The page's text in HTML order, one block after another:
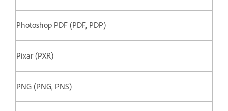
Photoshop PDF (PDF, PDP)
Pixar (PXR)
PNG (PNG, PNS)